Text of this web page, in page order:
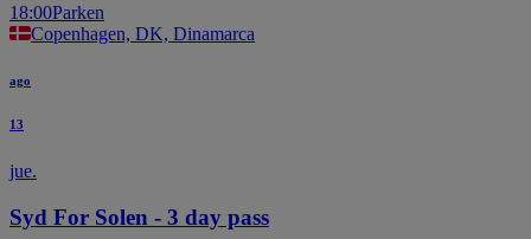
18:00Parken
Copenhagen, DK, Dinamarca
ago
13
jue.
Syd For Solen - 3 day pass